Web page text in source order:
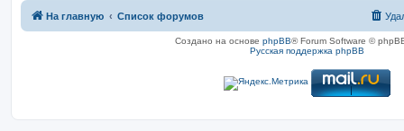
На главную Список форумов
Создано на основе phpBB® Forum Software ©
Русская поддержка phpBB